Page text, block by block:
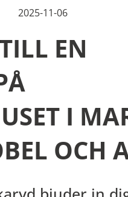
2025-11-06
EN
I
OCH